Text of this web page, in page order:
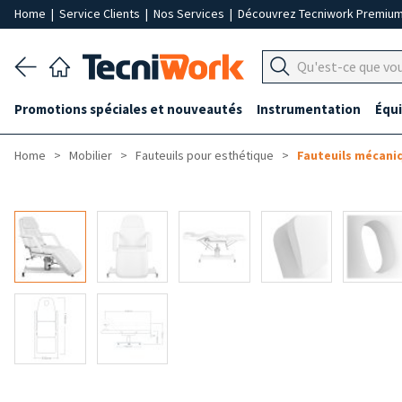
Home | Service Clients | Nos Services | Découvrez Tecniwork Premium
Promotions spéciales et nouveautés Instrumentation
Home Mobilier Fauteuils pour esthétique Fauteuils